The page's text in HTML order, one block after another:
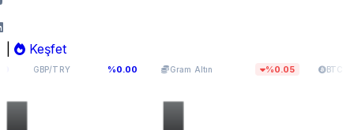
Keşfet
63,965 %0.00 Gram Altın5.978,90 BTC $64.470,24